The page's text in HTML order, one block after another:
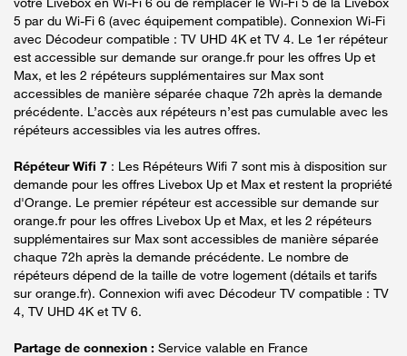
5 par du Wi-Fi 6 (avec équipement compatible). Connexion Wi-Fi
avec Décodeur compatible : TV UHD 4K et TV 4. Le 1er répéteur
est accessible sur demande sur orange.fr pour les offres Up et
Max, et les 2 répéteurs supplémentaires sur Max sont
accessibles de manière séparée chaque 72h après la demande
précédente. L’accès aux répéteurs n’est pas cumulable avec les
répéteurs accessibles via les autres offres.
Répéteur Wifi 7 : Les Répéteurs Wifi 7 sont mis à disposition sur
demande pour les offres Livebox Up et Max et restent la propriété
d'Orange. Le premier répéteur est accessible sur demande sur
orange.fr pour les offres Livebox Up et Max, et les 2 répéteurs
supplémentaires sur Max sont accessibles de manière séparée
chaque 72h après la demande précédente. Le nombre de
répéteurs dépend de la taille de votre logement (détails et tarifs
sur orange.fr). Connexion wifi avec Décodeur TV compatible : TV
4, TV UHD 4K et TV 6.
Partage de connexion : Service valable en France